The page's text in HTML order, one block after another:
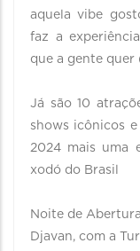
aquela vibe
faz a
que a gente quer
Já são 10
shows icônicos
2024 mais uma
xodó do Brasil
Noite de
Djavan, com a